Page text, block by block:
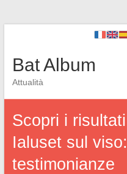
Bat Album
Attualità
Scopri i
Ialuset sul
testimonianze